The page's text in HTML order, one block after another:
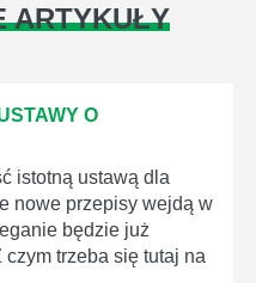
ARTYKUŁY
O
istotną ustawą dla
nowe przepisy wejdą w
będzie już
trzeba się tutaj na